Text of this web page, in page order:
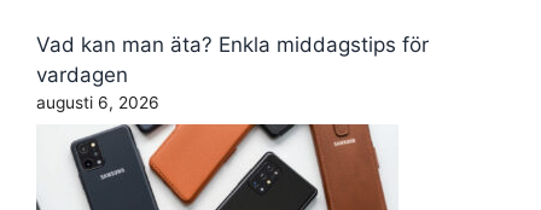
Vad kan man äta? Enkla middagstips för
vardagen
augusti 6, 2026